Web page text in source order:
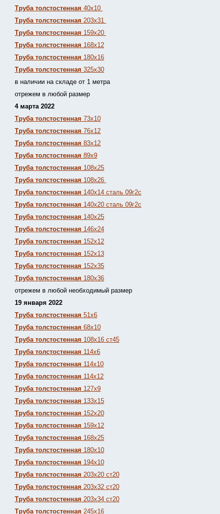
Труба толстостенная 40х10
Труба толстостенная 203х31
Труба толстостенная 159х20
Труба толстостенная 168х12
Труба толстостенная 180х16
Труба толстостенная 325х30
в наличии на складе от 1 метра
отрежем в любой размер
4 марта 2022
Труба толстостенная 73х10
Труба толстостенная 76х12
Труба толстостенная 83х12
Труба толстостенная 89х9
Труба толстостенная 108х25
Труба толстостенная 108х26
Труба толстостенная 140х14 сталь 09г2с
Труба толстостенная 140х20 сталь 09г2с
Труба толстостенная 140х25
Труба толстостенная 146х24
Труба толстостенная 152х12
Труба толстостенная 152х13
Труба толстостенная 152х35
Труба толстостенная 180х36
отрежем в любой необходимый размер
19 января 2022
Труба толстостенная 51х6
Труба толстостенная 68х10
Труба толстостенная 108х16 ст45
Труба толстостенная 114х6
Труба толстостенная 114х10
Труба толстостенная 114х12
Труба толстостенная 127х9
Труба толстостенная 133х15
Труба толстостенная 152х20
Труба толстостенная 159х12
Труба толстостенная 168х25
Труба толстостенная 180х10
Труба толстостенная 194х10
Труба толстостенная 203х20 ст20
Труба толстостенная 203х32 ст20
Труба толстостенная 203х34 ст20
Труба толстостенная 245х16